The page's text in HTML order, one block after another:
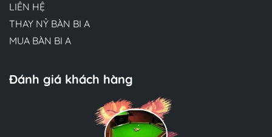
LIÊN HỆ
THAY NỶ BÀN BI A
MUA BÀN BI A
Đánh giá khách hàng